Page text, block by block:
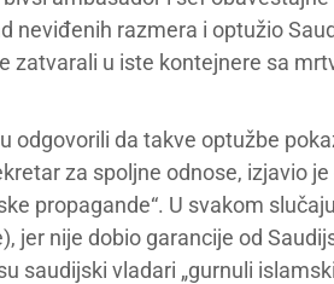
neviđenih razmera i optužio
zatvarali u iste kontejnere sa
odgovorili da takve optužbe
za spoljne odnose, izjavio
propagande“. U svakom
jer nije dobio garancije od
saudijski vladari „gurnuli